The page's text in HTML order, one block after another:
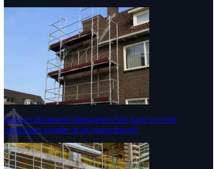
Krassen of kapotte dakpannen: Hoe ga je om met
verborgen schade na de steigerbouw?